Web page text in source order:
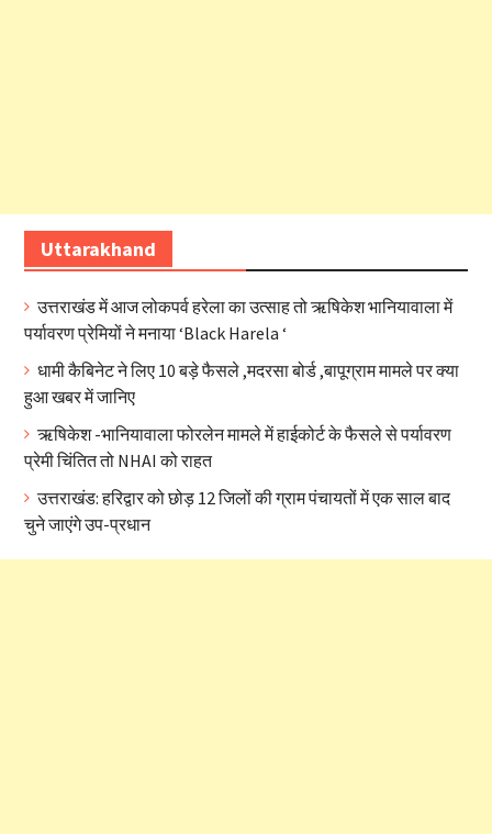
Uttarakhand
उत्तराखंड में आज लोकपर्व हरेला का उत्साह तो ऋषिकेश भानियावाला में
पर्यावरण प्रेमियों ने मनाया ‘Black Harela ‘
धामी कैबिनेट ने लिए 10 बड़े फैसले ,मदरसा बोर्ड ,बापूग्राम मामले पर क्या
हुआ खबर में जानिए
ऋषिकेश -भानियावाला फोरलेन मामले में हाईकोर्ट के फैसले से पर्यावरण
प्रेमी चिंतित तो NHAI को राहत
उत्तराखंड: हरिद्वार को छोड़ 12 जिलों की ग्राम पंचायतों में एक साल बाद
चुने जाएंगे उप-प्रधान